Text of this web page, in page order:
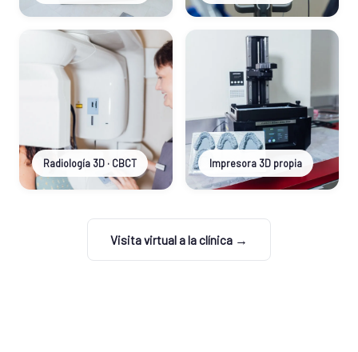
Radiología 3D · CBCT Impresora 3D propia
Visita virtual a la clínica →